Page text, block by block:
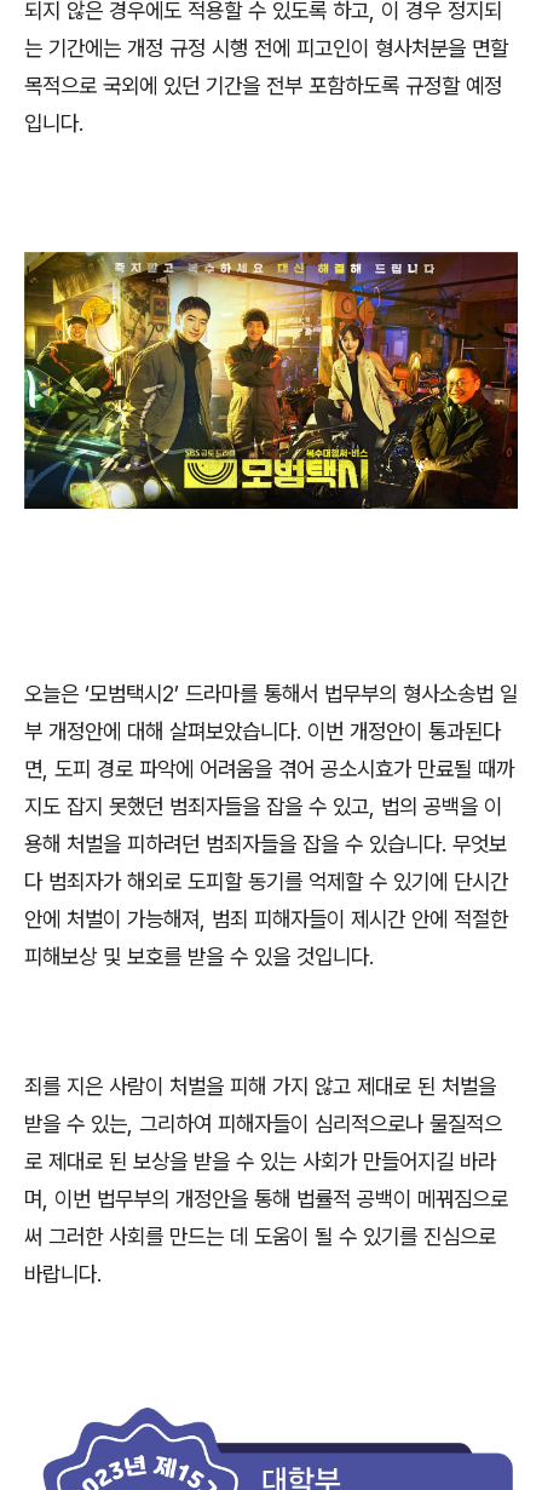
되지 않은 경우에도 적용할 수 있도록 하고 이 경우 정지되
는 기간에는 개정 규정 시행 전에 피고인이 형사처분을 면할
목적으로 국외에 있던 기간을 전부 포함하도록 규정할 예정
입니다.
오늘은 ‘모범택시 2’ 드라마를 통해서 법무부의 형사소송법 일
부 개정안에 대해 살펴보았습니다. 이번 개정안이 통과된다
면 도피 경로 파악에 어려움을 겪어 공소시효가 만료될 때까
지도 잡지 못했던 범죄자들을 잡을 수 있고 법의 공백을 이
용해 처벌을 피하려던 범죄자들을 잡을 수 있습니다. 무엇보
다 범죄자가 해외로 도피할 동기를 억제할 수 있기에 단시간
안에 처벌이 가능해져
범죄 피해자들이 제시간 안에 적절한
피해보상 및 보호를 받을 수 있을 것입니다.
죄를 지은 사람이 처벌을 피해 가지 않고 제대로 된 처벌을
받을 수 있는 그리하여 피해자들이 심리적으로나 물질적으
로 제대로 된 보상을 받을 수 있는 사회가 만들어지길 바라
며 이번 법무부의 개정안을 통해 법률적 공백이 메꿔짐으로
써 그러한 사회를 만드는 데 도움이 될 수 있기를 진심으로
바랍니다.